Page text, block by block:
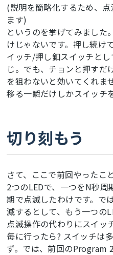
(説明を簡略化するため、
ます)
というのを挙げてみました
けじゃないです。押し続け
イッチ/押し釦スイッチと
じ。でも、チョンと押すだ
を狙わないと効いてくれま
移る一瞬だけしかスイッチ
切り刻もう
さて、ここで前回やったこ
2つのLEDで、一つをN秒
期で点滅したわけです。で
滅するとして、もう一つの
点滅操作の代わりにスイ
毎に行ったら? スイッチは
ず。では、前回のProgram